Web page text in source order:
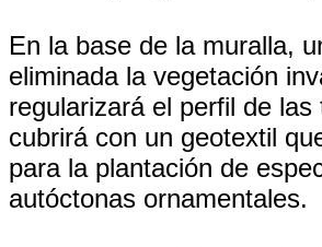
En la base de la muralla,
eliminada la vegetación
regularizará el perfil de
cubrirá con un geotextil
para la plantación de
autóctonas ornamentales.